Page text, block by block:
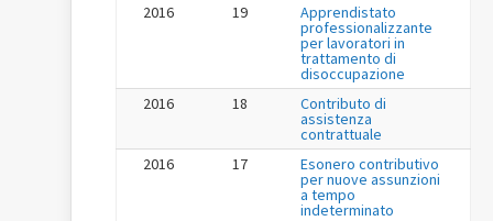
2016
19 Apprendistato
professionalizzante
per lavoratori in
trattamento di
disoccupazione
2016
18 Contributo di
assistenza
contrattuale
2016
17 Esonero contributivo
per nuove assunzioni
a tempo
indeterminato